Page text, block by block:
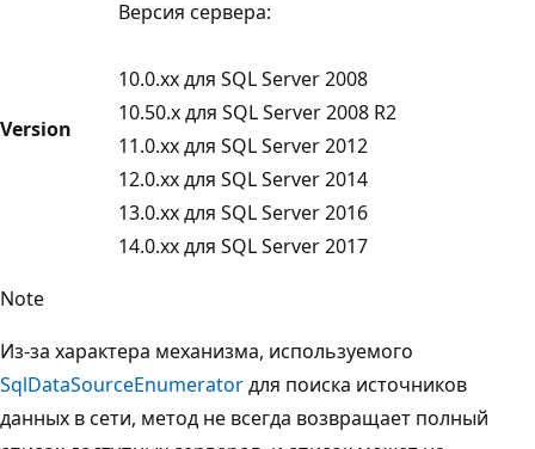
Version
Версия сервера:
10.0.xx для SQL Server 2008
10.50.x для SQL Server 2008 R2
11.0.xx для SQL Server 2012
12.0.xx для SQL Server 2014
13.0.xx для SQL Server 2016
14.0.xx для SQL Server 2017
Note
Из-за характера механизма, используемого
SqlDataSourceEnumeratorдля поиска источников
данных в сети, метод не всегда возвращает полный